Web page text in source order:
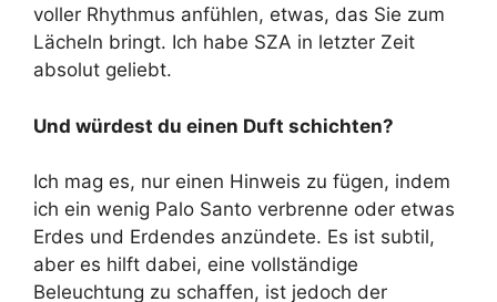
voller Rhythmus anfühlen, etwas, das Sie zum
Lächeln bringt. Ich habe SZA in letzter Zeit
absolut geliebt.
Und würdest du einen Duft schichten?
Ich mag es, nur einen Hinweis zu fügen, indem
ich ein wenig Palo Santo verbrenne oder etwas
Erdes und Erdendes anzündete. Es ist subtil,
aber es hilft dabei, eine vollständige
Beleuchtung zu schaffen, ist jedoch der